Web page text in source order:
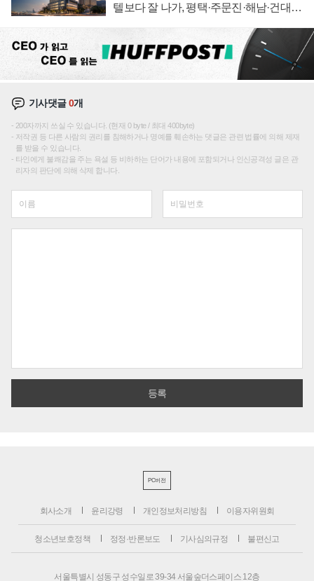
텔보다 잘 나가, 평택·주문진·해남·건대로
기사댓글0개
200자까지 쓰실 수 있습니다. (현재 0 byte / 최대 400byte)
저작권 등 다른 사람의 권리를 침해하거나 명예를 훼손하는 댓글은 관련 법률에 의해 제재
를 받을 수 있습니다.
타인에게 불쾌감을 주는 욕설 등 비하하는 단어가 내용에 포함되거나 인신공격성 글은 관
리자의 판단에 의해 삭제 합니다.
PC버전
회사소개 윤리강령 개인정보처리방침 이용자위원회
청소년보호정책 정정·반론보도 기사심의규정 불편신고
서울특별시 성동구 성수일로 39-34 서울숲더스페이스 12층